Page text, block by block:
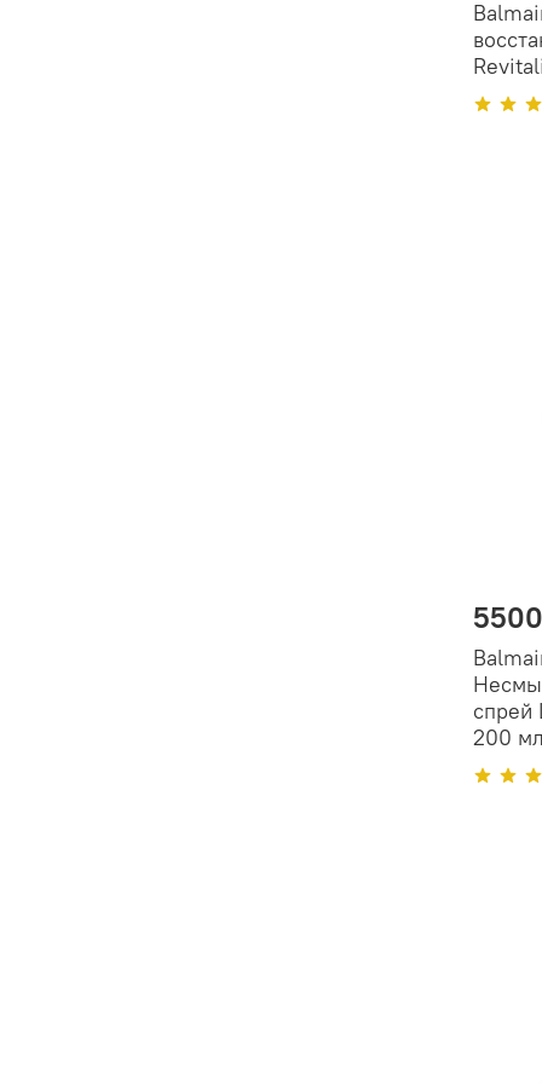
cпрей
200